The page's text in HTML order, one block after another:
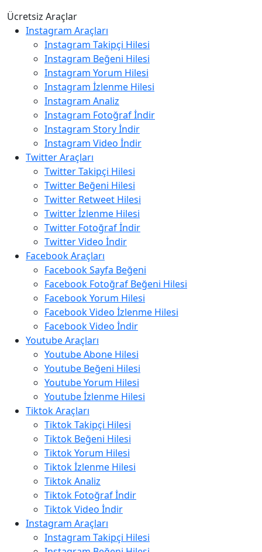
Ücretsiz Araçlar
Instagram Araçları
Instagram Takipçi Hilesi
Instagram Beğeni Hilesi
Instagram Yorum Hilesi
Instagram İzlenme Hilesi
Instagram Analiz
Instagram Fotoğraf İndir
Instagram Story İndir
Instagram Video İndir
Twitter Araçları
Twitter Takipçi Hilesi
Twitter Beğeni Hilesi
Twitter Retweet Hilesi
Twitter İzlenme Hilesi
Twitter Fotoğraf İndir
Twitter Video İndir
Facebook Araçları
Facebook Sayfa Beğeni
Facebook Fotoğraf Beğeni Hilesi
Facebook Yorum Hilesi
Facebook Video İzlenme Hilesi
Facebook Video İndir
Youtube Araçları
Youtube Abone Hilesi
Youtube Beğeni Hilesi
Youtube Yorum Hilesi
Youtube İzlenme Hilesi
Tiktok Araçları
Tiktok Takipçi Hilesi
Tiktok Beğeni Hilesi
Tiktok Yorum Hilesi
Tiktok İzlenme Hilesi
Tiktok Analiz
Tiktok Fotoğraf İndir
Tiktok Video İndir
Instagram Araçları
Instagram Takipçi Hilesi